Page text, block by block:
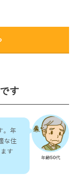
す
年齢50代
。年
な住
す